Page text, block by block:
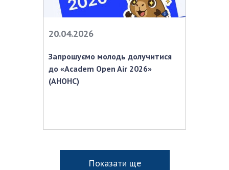
20.04.2026
Запрошуємо молодь долучитися
до «Academ Open Air 2026»
(АНОНС)
Показати ще